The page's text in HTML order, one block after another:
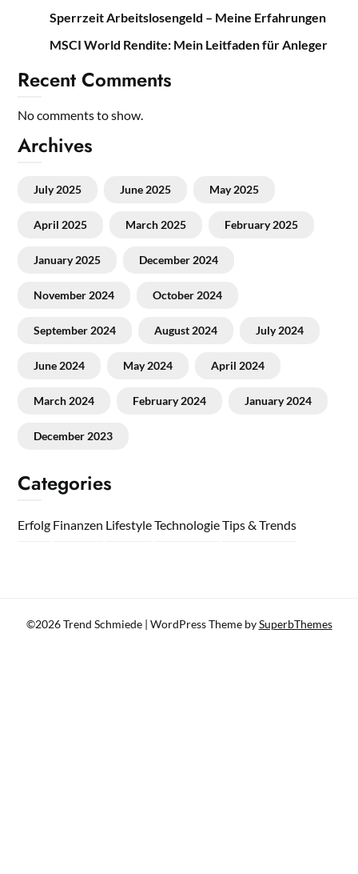
Sperrzeit Arbeitslosengeld – Meine Erfahrungen
MSCI World Rendite: Mein Leitfaden für Anleger
Recent Comments
No comments to show.
Archives
July 2025 June 2025 May 2025
April 2025 March 2025 February 2025
January 2025 December 2024
November 2024 October 2024
September 2024 August 2024 July 2024
June 2024 May 2024 April 2024
March 2024 February 2024 January 2024
December 2023
Categories
Erfolg Finanzen LifestyleTechnologieTips & Trends
©2026 Trend Schmiede | WordPress Theme bySuperbThemes